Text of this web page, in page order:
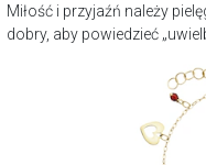
Miłość i przyjaźń należy
dobry, aby powiedzieć